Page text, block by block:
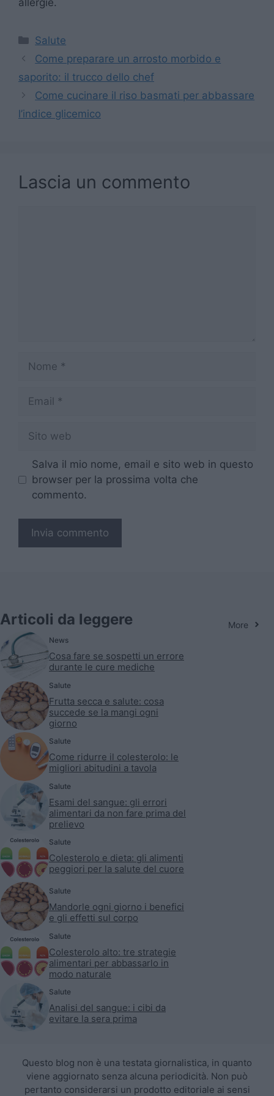
allergie.
Categorie
Salute
Come preparare un arrosto morbido e
saporito: il trucco dello chef
Come cucinare il riso basmati per abbassare
l’indice glicemico
Lascia un commento
Salva il mio nome, email e sito web in questo
browser per la prossima volta che
commento.
Articoli da leggere More
News
Cosa fare se sospetti un errore
durante le cure mediche
Salute
Frutta secca e salute: cosa
succede se la mangi ogni
giorno
Salute
Come ridurre il colesterolo: le
migliori abitudini a tavola
Salute
Esami del sangue: gli errori
alimentari da non fare prima del
prelievo
Salute
Colesterolo e dieta: gli alimenti
peggiori per la salute del cuore
Salute
Mandorle ogni giorno i benefici
e gli effetti sul corpo
Salute
Colesterolo alto: tre strategie
alimentari per abbassarlo in
modo naturale
Salute
Analisi del sangue: i cibi da
evitare la sera prima
Questo blog non è una testata giornalistica, in quanto
viene aggiornato senza alcuna periodicità. Non può
pertanto considerarsi un prodotto editoriale ai sensi